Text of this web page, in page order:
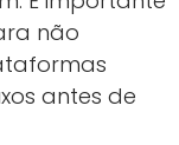
não
antes de